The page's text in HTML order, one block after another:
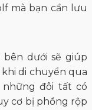
mà bạn cần lưu
dưới sẽ giúp
khi di chuyển qua
đôi tất có
cơ bị phồng rộp